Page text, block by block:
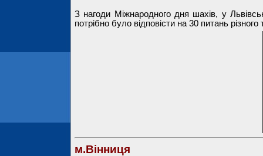
З нагоди Міжнародного дня шахів, у
потрібно було відповісти на 30 питань
м.Вінниця